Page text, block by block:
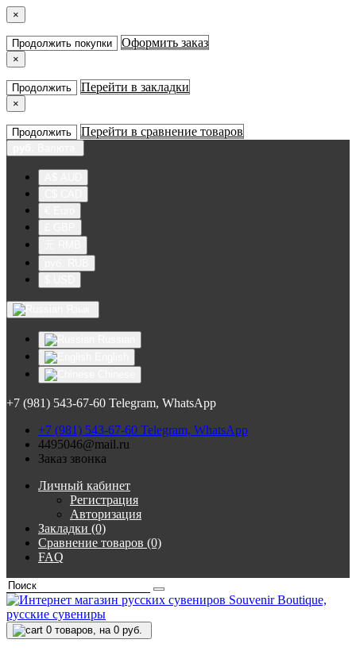
×
Продолжить покупки Оформить заказ
×
Продолжить Перейти в закладки
×
Продолжить Перейти в сравнение товаров
+7 (981) 543-67-60 Telegram, WhatsApp
+7 (981) 543-67-60 Telegram, WhatsApp
4495046@mail.ru
Заказ звонка
Личный кабинет
Регистрация
Авторизация
Закладки (0)
Сравнение товаров (0)
FAQ
0 товаров, на 0 руб.